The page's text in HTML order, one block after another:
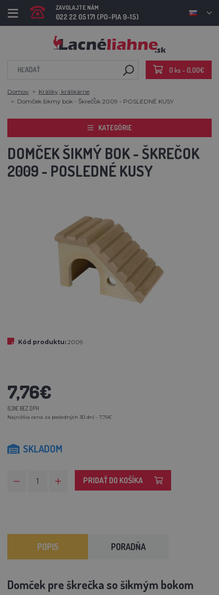
ZAVOLAJTE NÁM
022 22 05 171 (PO-PIA 9-15)
0 ks - 0,00€
Domov
Králiky, králikárne
Domček šikmý bok - Škrečok 2009 - POSLEDNÉ KUSY
KATEGÓRIE
DOMČEK ŠIKMÝ BOK - ŠKREČOK
2009 - POSLEDNÉ KUSY
Kód produktu: 2009
7,76€
6,31€ BEZ DPH
Najnižšia cena za posledných 30 dní - 7,76€
SKLADOM
PRIDAŤ DO KOŠÍKA
POPIS PORADŇA
Domček pre škrečka so šikmým bokom